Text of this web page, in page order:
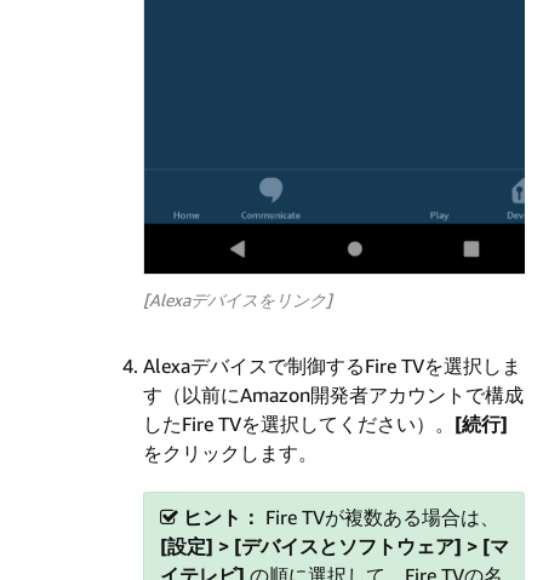
[Alexaデバイスをリンク]
Alexaデバイスで制御するFire TVを選択しま
す（以前にAmazon開発者アカウントで構成
したFire TVを選択してください）。 [続行]
をクリックします。
ヒント： Fire TVが複数ある場合は、
[設定] > [デバイスとソフトウェア] > [マ
イテレビ] の順に選択して、Fire TVの名